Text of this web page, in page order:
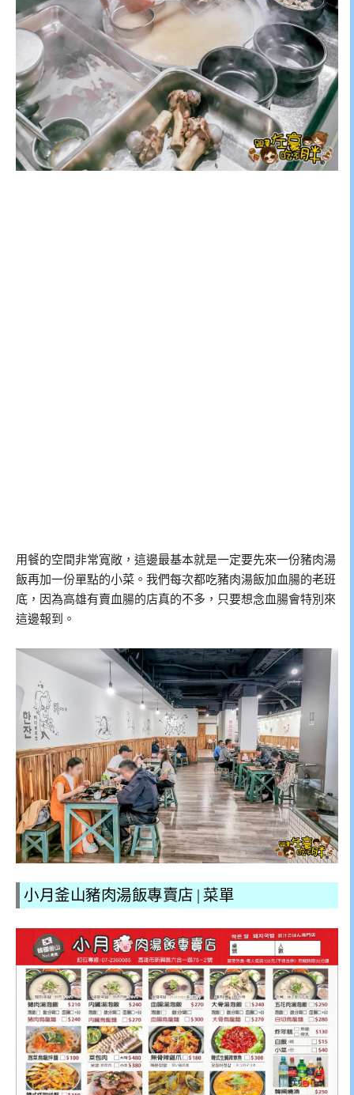
用餐的空間非常寬敞，這邊最基本就是一定要先來一份豬肉湯
飯再加一份單點的小菜。我們每次都吃豬肉湯飯加血腸的老班
底，因為高雄有賣血腸的店真的不多，只要想念血腸會特別來
這邊報到。
小月釜山豬肉湯飯專賣店 | 菜單